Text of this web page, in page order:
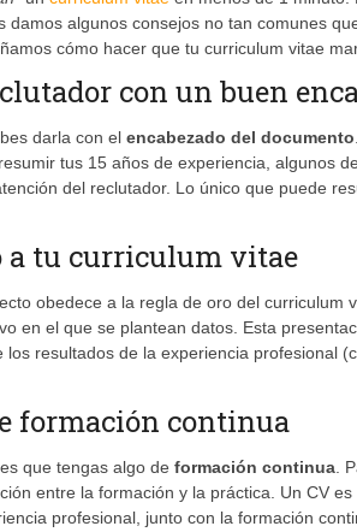
damos algunos consejos no tan comunes
cómo hacer que tu curriculum vitae
con un buen
darla con el encabezado del documento
tus 15 años de experiencia, algunos
del reclutador. Lo único que puede
a tu curriculum vitae
obedece a la regla de oro del curriculum
en el que se plantean datos. Esta
resultados de la experiencia profesional
formación continua
que tengas algo de formación continua.
entre la formación y la práctica. Un CV
profesional, junto con la formación